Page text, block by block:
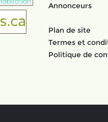
Annonceurs
Plan de site
Termes et
Politique de